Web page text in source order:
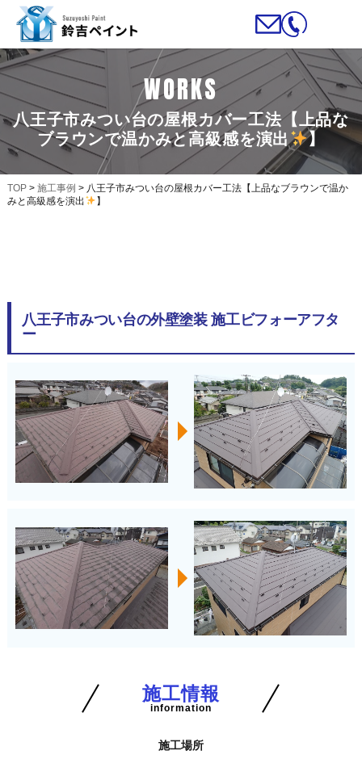
WORKS
八王子市みつい台の屋根カバー工法【上品な
ブラウンで温かみと高級感を演出
】
TOP> 施工事例 > 八王子市みつい台の屋根カバー工法【上品なブラウンで温か
みと高級感を演出
】
八王子市みつい台の外壁塗装 施工ビフォーアフタ
ー
施工情報
information
施工場所